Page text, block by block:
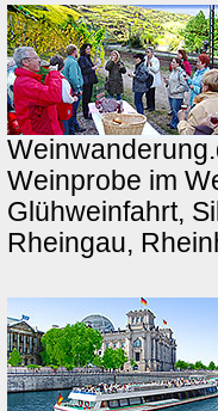
Weinprobe im
Glühweinfahrt,
Rheingau,